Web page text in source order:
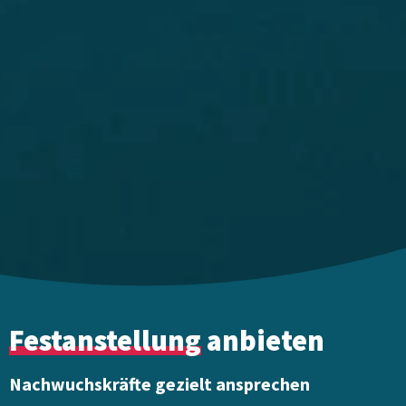
Festanstellunganbieten
Nachwuchskräfte gezielt ansprechen